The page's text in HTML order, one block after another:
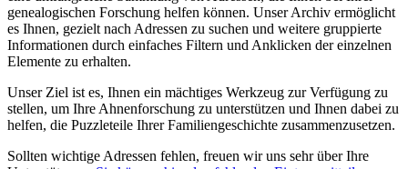
genealogischen Forschung helfen können. Unser Archiv ermöglicht
es Ihnen, gezielt nach Adressen zu suchen und weitere gruppierte
Informationen durch einfaches Filtern und Anklicken der einzelnen
Elemente zu erhalten.
Unser Ziel ist es, Ihnen ein mächtiges Werkzeug zur Verfügung zu
stellen, um Ihre Ahnenforschung zu unterstützen und Ihnen dabei zu
helfen, die Puzzleteile Ihrer Familiengeschichte zusammenzusetzen.
Sollten wichtige Adressen fehlen, freuen wir uns sehr über Ihre